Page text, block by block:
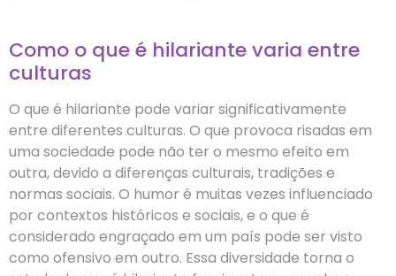
Como o que é hilariante varia entre
culturas
O que é hilariante pode variar significativamente
entre diferentes culturas. O que provoca risadas em
uma sociedade pode não ter o mesmo efeito em
outra, devido a diferenças culturais, tradições e
normas sociais. O humor é muitas vezes influenciado
por contextos históricos e sociais, e o que é
considerado engraçado em um país pode ser visto
como ofensivo em outro. Essa diversidade torna o